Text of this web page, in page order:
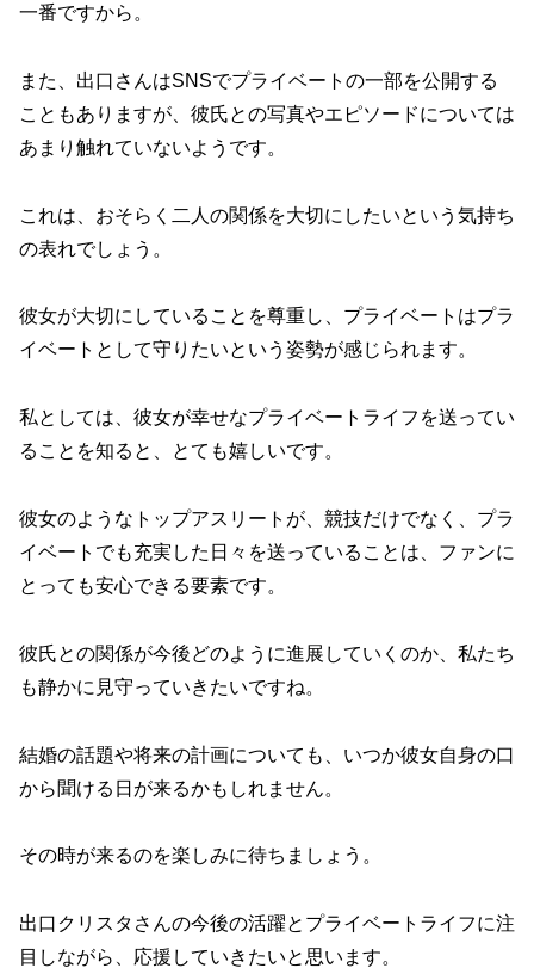
一番ですから。
また、出口さんはSNSでプライベートの一部を公開する
こともありますが、彼氏との写真やエピソードについては
あまり触れていないようです。
これは、おそらく二人の関係を大切にしたいという気持ち
の表れでしょう。
彼女が大切にしていることを尊重し、プライベートはプラ
イベートとして守りたいという姿勢が感じられます。
私としては、彼女が幸せなプライベートライフを送ってい
ることを知ると、とても嬉しいです。
彼女のようなトップアスリートが、競技だけでなく、プラ
イベートでも充実した日々を送っていることは、ファンに
とっても安心できる要素です。
彼氏との関係が今後どのように進展していくのか、私たち
も静かに見守っていきたいですね。
結婚の話題や将来の計画についても、いつか彼女自身の口
から聞ける日が来るかもしれません。
その時が来るのを楽しみに待ちましょう。
出口クリスタさんの今後の活躍とプライベートライフに注
目しながら、応援していきたいと思います。